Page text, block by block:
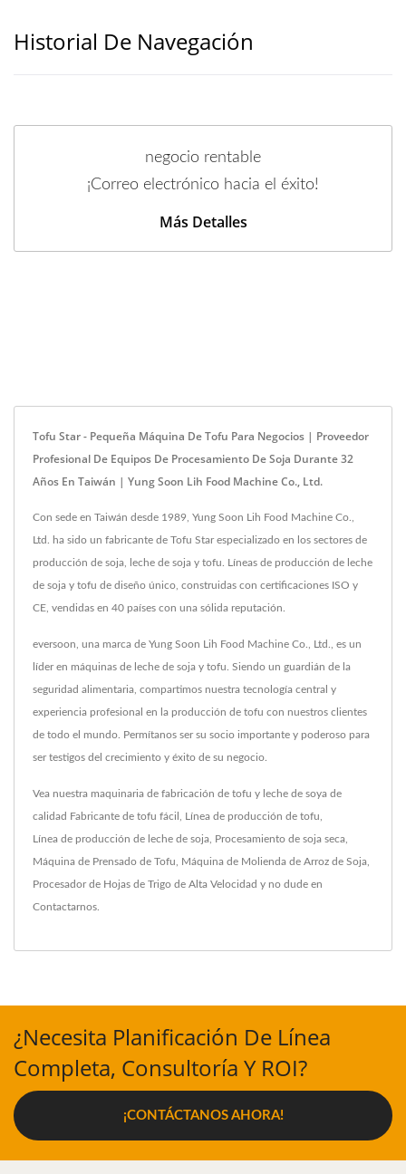
Historial De Navegación
negocio rentable
¡Correo electrónico hacia el éxito!
Más Detalles
Tofu Star - Pequeña Máquina De Tofu Para Negocios | Proveedor
Profesional De Equipos De Procesamiento De Soja Durante 32
Años En Taiwán | Yung Soon Lih Food Machine Co., Ltd.
Con sede en Taiwán desde 1989, Yung Soon Lih Food Machine Co.,
Ltd. ha sido un fabricante de Tofu Star especializado en los sectores de
producción de soja, leche de soja y tofu. Líneas de producción de leche
de soja y tofu de diseño único, construidas con certificaciones ISO y
CE, vendidas en 40 países con una sólida reputación.
eversoon, una marca de Yung Soon Lih Food Machine Co., Ltd., es un
líder en máquinas de leche de soja y tofu. Siendo un guardián de la
seguridad alimentaria, compartimos nuestra tecnología central y
experiencia profesional en la producción de tofu con nuestros clientes
de todo el mundo. Permítanos ser su socio importante y poderoso para
ser testigos del crecimiento y éxito de su negocio.
Vea nuestra maquinaria de fabricación de tofu y leche de soya de
calidad Fabricante de tofu fácil Línea de producción de tofu
Línea de producción de leche de soja Procesamiento de soja seca
Máquina de Prensado de Tofu Máquina de Molienda de Arroz de Soja
Procesador de Hojas de Trigo de Alta Velocidad y no dude en
Contactarnos
¿Necesita Planificación De Línea
Completa, Consultoría Y ROI?
¡CONTÁCTANOS AHORA!